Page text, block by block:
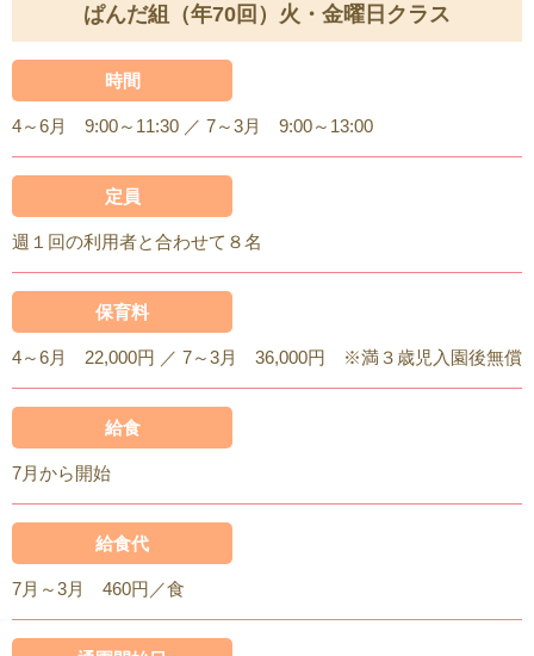
ぱんだ組（年70回）火・金曜日クラス
時間
4～6月 9:00～11:30 ／ 7～3月 9:00～13:00
定員
週１回の利用者と合わせて８名
保育料
4～6月 22,000円 ／ 7～3月 36,000円 ※満３歳児入園後無償
給食
7月から開始
給食代
7月～3月 460円／食